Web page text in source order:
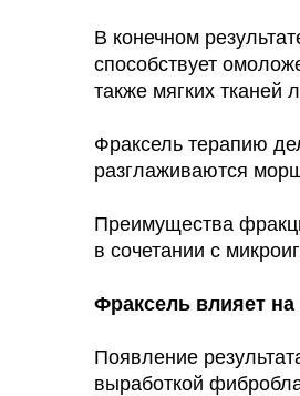
В конечном
способствует
также мягких тканей
Фраксель терапию
разглаживаются
Преимущества
в сочетании с
Фраксель влияет
Появление
выработкой